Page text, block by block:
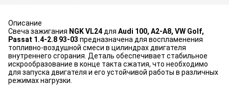
Описание
Свеча зажигания NGK VL24 для Audi 100, A2-A8, VW Golf,
Passat 1.4-2.8 93-03 предназначена для воспламенения
топливно-воздушной смеси в цилиндрах двигателя
внутреннего сгорания. Деталь обеспечивает стабильное
искрообразование в конце такта сжатия, что необходимо
для запуска двигателя и его устойчивой работы в различных
режимах нагрузки.